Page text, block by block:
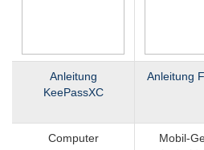
Anleitung
KeePassXC
Anleitung
Computer
Mobil-